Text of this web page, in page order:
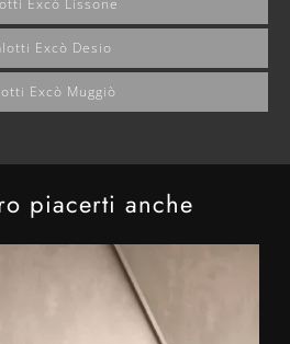
Excò Lissone
Excò Desio
Excò Muggiò
piacerti anche